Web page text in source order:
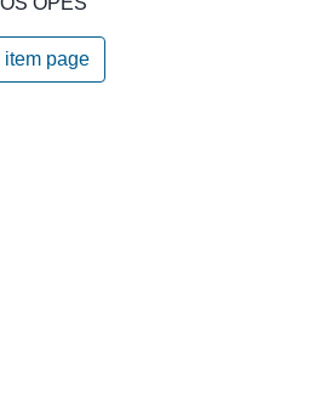
item page